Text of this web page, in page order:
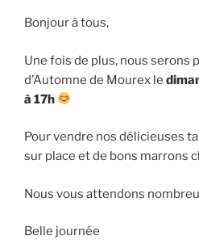
Bonjour à tous,
Une fois de plus, nous serons
d’Automne de Mourex le
à 17h
Pour vendre nos délicieuses
sur place et de bons marrons
Nous vous attendons
Belle journée